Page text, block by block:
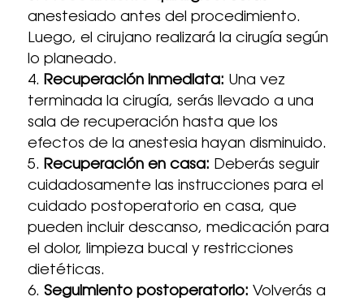
anestesiado antes del procedimiento.
Luego, el cirujano realizará la cirugía según
lo planeado.
Recuperación inmediata: Una vez
terminada la cirugía, serás llevado a una
sala de recuperación hasta que los
efectos de la anestesia hayan disminuido.
Recuperación en casa: Deberás seguir
cuidadosamente las instrucciones para el
cuidado postoperatorio en casa, que
pueden incluir descanso, medicación para
el dolor, limpieza bucal y restricciones
dietéticas.
Seguimiento postoperatorio: Volverás a